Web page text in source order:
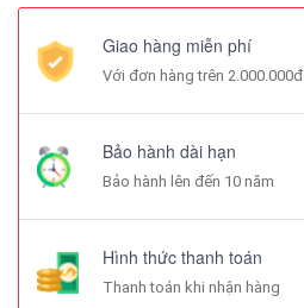
Giao hàng miễn phí
Với đơn hàng trên 2.000.000đ
Bảo hành dài hạn
Bảo hành lên đến 10 năm
Hình thức thanh toán
Thanh toán khi nhận hàng